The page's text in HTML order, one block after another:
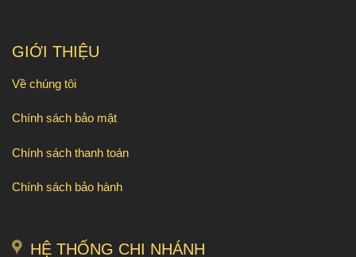
GIỚI THIỆU
Về chúng tôi
Chính sách bảo mật
Chính sách thanh toán
Chính sách bảo hành
HỆ THỐNG CHI NHÁNH